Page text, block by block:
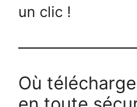
un clic !
Où